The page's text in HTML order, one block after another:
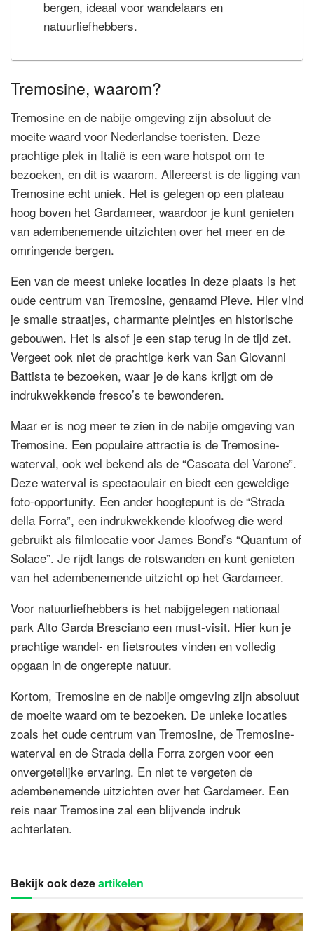
bergen, ideaal voor wandelaars en
natuurliefhebbers.
Tremosine, waarom?
Tremosine en de nabije omgeving zijn absoluut de
moeite waard voor Nederlandse toeristen. Deze
prachtige plek in Italië is een ware hotspot om te
bezoeken, en dit is waarom. Allereerst is de ligging van
Tremosine echt uniek. Het is gelegen op een plateau
hoog boven het Gardameer, waardoor je kunt genieten
van adembenemende uitzichten over het meer en de
omringende bergen.
Een van de meest unieke locaties in deze plaats is het
oude centrum van Tremosine, genaamd Pieve. Hier vind
je smalle straatjes, charmante pleintjes en historische
gebouwen. Het is alsof je een stap terug in de tijd zet.
Vergeet ook niet de prachtige kerk van San Giovanni
Battista te bezoeken, waar je de kans krijgt om de
indrukwekkende fresco’s te bewonderen.
Maar er is nog meer te zien in de nabije omgeving van
Tremosine. Een populaire attractie is de Tremosine-
waterval, ook wel bekend als de “Cascata del Varone”.
Deze waterval is spectaculair en biedt een geweldige
foto-opportunity. Een ander hoogtepunt is de “Strada
della Forra”, een indrukwekkende kloofweg die werd
gebruikt als filmlocatie voor James Bond’s “Quantum of
Solace”. Je rijdt langs de rotswanden en kunt genieten
van het adembenemende uitzicht op het Gardameer.
Voor natuurliefhebbers is het nabijgelegen nationaal
park Alto Garda Bresciano een must-visit. Hier kun je
prachtige wandel- en fietsroutes vinden en volledig
opgaan in de ongerepte natuur.
Kortom, Tremosine en de nabije omgeving zijn absoluut
de moeite waard om te bezoeken. De unieke locaties
zoals het oude centrum van Tremosine, de Tremosine-
waterval en de Strada della Forra zorgen voor een
onvergetelijke ervaring. En niet te vergeten de
adembenemende uitzichten over het Gardameer. Een
reis naar Tremosine zal een blijvende indruk
achterlaten.
Bekijk ook dezeartikelen